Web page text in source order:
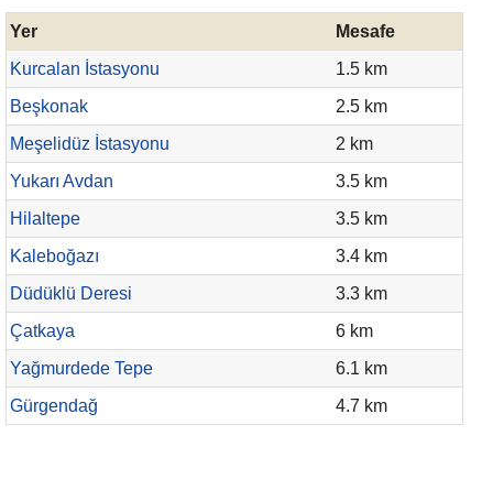
Yer
Mesafe
Kurcalan İstasyonu
1.5 km
Beşkonak
2.5 km
Meşelidüz İstasyonu
2 km
Yukarı Avdan
3.5 km
Hilaltepe
3.5 km
Kaleboğazı
3.4 km
Düdüklü Deresi
3.3 km
Çatkaya
6 km
Yağmurdede Tepe
6.1 km
Gürgendağ
4.7 km